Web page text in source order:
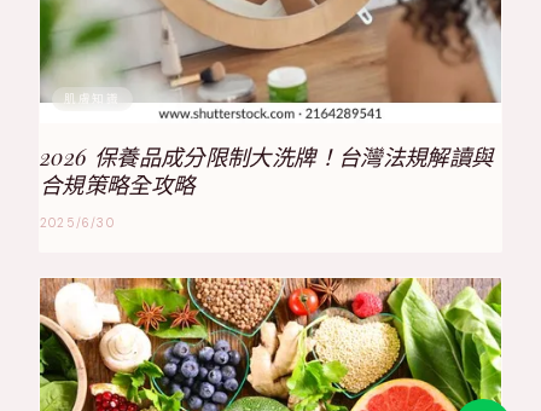
肌膚知識
2026 保養品成分限制大洗牌！台灣法規解讀與
合規策略全攻略
2025/6/30